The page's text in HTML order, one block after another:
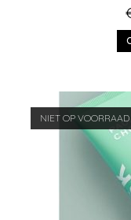
NIET OP VOORRAAD